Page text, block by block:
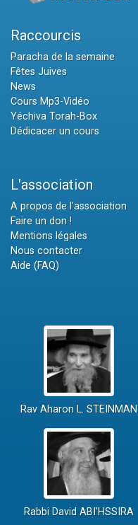
Raccourcis
Paracha de la semaine
Fêtes Juives
News
Cours Mp3-Vidéo
Yéchiva Torah-Box
Dédicacer un cours
L'association
A propos de l'association
Faire un don !
Mentions légales
Nous contacter
Aide (FAQ)
Rav Aharon L. STEINMAN
Rabbi David ABI'HSSIRA